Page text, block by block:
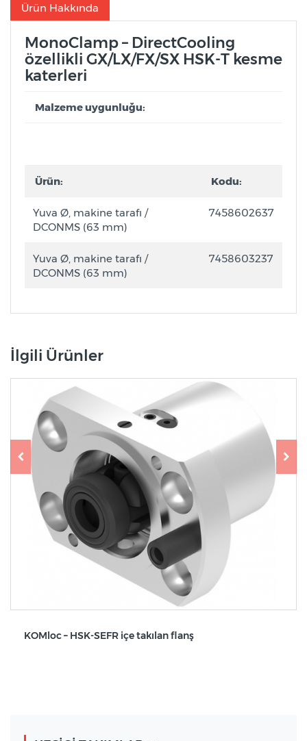
Ürün Hakkında
MonoClamp – DirectCooling
özellikli GX/LX/FX/SX HSK-T kesme
katerleri
Malzeme uygunluğu:
Ürün: Kodu:
Yuva Ø, makine tarafı /
DCONMS (63 mm)
7458602637
Yuva Ø, makine tarafı /
DCONMS (63 mm)
7458603237
İlgili Ürünler
KOMloc – HSK-SEFR içe takılan flanş